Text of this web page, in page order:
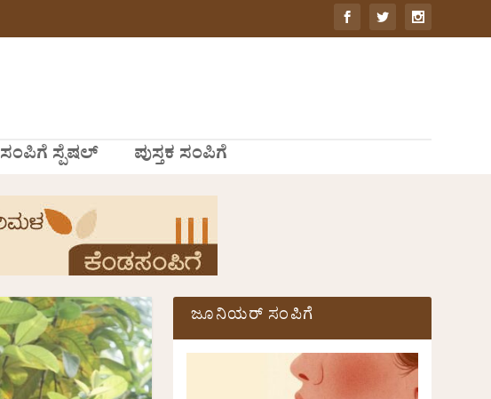
ಸಂಪಿಗೆ ಸ್ಪೆಷಲ್ ಪುಸ್ತಕ ಸಂಪಿಗೆ
ಜೂನಿಯರ್ ಸಂಪಿಗೆ